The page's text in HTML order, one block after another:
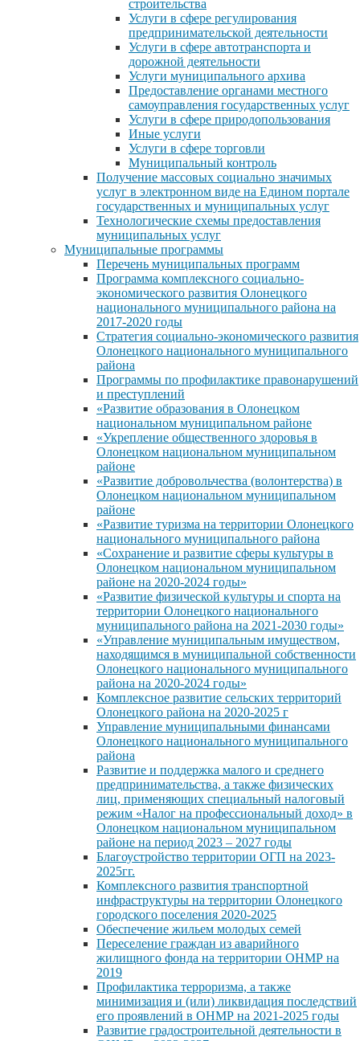
строительства
Услуги в сфере регулирования
предпринимательской деятельности
Услуги в сфере автотранспорта и
дорожной деятельности
Услуги муниципального архива
Предоставление органами местного
самоуправления государственных услуг
Услуги в сфере природопользования
Иные услуги
Услуги в сфере торговли
Муниципальный контроль
Получение массовых социально значимых
услуг в электронном виде на Едином портале
государственных и муниципальных услуг
Технологические схемы предоставления
муниципальных услуг
Муниципальные программы
Перечень муниципальных программ
Программа комплексного социально-
экономического развития Олонецкого
национального муниципального района на
2017-2020 годы
Стратегия социально-экономического развития
Олонецкого национального муниципального
района
Программы по профилактике правонарушений
и преступлений
«Развитие образования в Олонецком
национальном муниципальном районе
«Укрепление общественного здоровья в
Олонецком национальном муниципальном
районе
«Развитие добровольчества (волонтерства) в
Олонецком национальном муниципальном
районе
«Развитие туризма на территории Олонецкого
национального муниципального района
«Сохранение и развитие сферы культуры в
Олонецком национальном муниципальном
районе на 2020-2024 годы»
«Развитие физической культуры и спорта на
территории Олонецкого национального
муниципального района на 2021-2030 годы»
«Управление муниципальным имуществом,
находящимся в муниципальной собственности
Олонецкого национального муниципального
района на 2020-2024 годы»
Комплексное развитие сельских территорий
Олонецкого района на 2020-2025 г
Управление муниципальными финансами
Олонецкого национального муниципального
района
Развитие и поддержка малого и среднего
предпринимательства, а также физических
лиц, применяющих специальный налоговый
режим «Налог на профессиональный доход» в
Олонецком национальном муниципальном
районе на период 2023 – 2027 годы
Благоустройство территории ОГП на 2023-
2025гг.
Комплексного развития транспортной
инфраструктуры на территории Олонецкого
городского поселения 2020-2025
Обеспечение жильем молодых семей
Переселение граждан из аварийного
жилищного фонда на территории ОНМР на
2019
Профилактика терроризма, а также
минимизация и (или) ликвидация последствий
его проявлений в ОНМР на 2021-2025 годы
Развитие градостроительной деятельности в